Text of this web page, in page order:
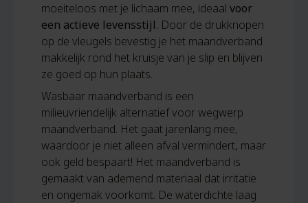
moeiteloos met je lichaam mee, ideaal voor
een actieve levensstijl. Door de drukknopen
op de vleugels bevestig je het maandverband
makkelijk rond het kruisje van je slip en blijven
ze goed op hun plaats.
Wasbaar maandverband is een
milieuvriendelijk alternatief voor wegwerp
maandverband. Het gaat jarenlang mee,
waardoor je niet alleen afval vermindert, maar
ook geld bespaart! Het maandverband is
gemaakt van ademend materiaal dat irritatie
en ongemak voorkomt. De waterdichte laag